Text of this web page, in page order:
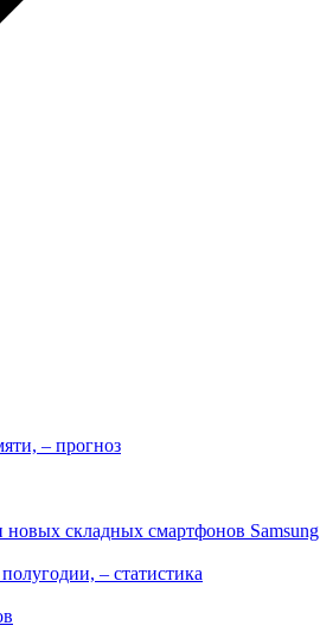
– прогноз
складных смартфонов Samsung
– статистика